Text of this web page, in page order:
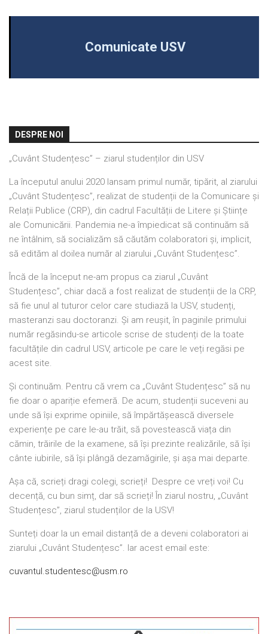
Comunicate USV
DESPRE NOI
„Cuvânt Studențesc” – ziarul studenților din USV
La începutul anului 2020 lansam primul număr, tipărit, al ziarului
„Cuvânt Studențesc”, realizat de studenții de la Comunicare și
Relații Publice (CRP), din cadrul Facultății de Litere și Științe
ale Comunicării. Pandemia ne-a împiedicat să continuăm să
ne întâlnim, să socializăm să căutăm colaboratori și, implicit,
să edităm al doilea număr al ziarului „Cuvânt Studențesc”.
Încă de la început ne-am propus ca ziarul „Cuvânt
Studențesc”, chiar dacă a fost realizat de studenții de la CRP,
să fie unul al tuturor celor care studiază la USV, studenți,
masteranzi sau doctoranzi. Și am reușit, în paginile primului
număr regăsindu-se articole scrise de studenți de la toate
facultățile din cadrul USV, articole pe care le veți regăsi pe
acest site.
Și continuăm. Pentru că vrem ca „Cuvânt Studențesc” să nu
fie doar o apariție efemeră. De acum, studenții suceveni au
unde să își exprime opiniile, să împărtășească diversele
experiențe pe care le-au trăit, să povestească viața din
cămin, trăirile de la examene, să își prezinte realizările, să își
cânte iubirile, să își plângă dezamăgirile, și așa mai departe.
Așa că, scrieți dragi colegi, scrieți! Despre ce vreți voi! Cu
decență, cu bun simț, dar să scrieți! În ziarul nostru, „Cuvânt
Studențesc”, ziarul studenților de la USV!
Sunteți doar la un email distanță de a deveni colaboratori ai
ziarului „Cuvânt Studențesc”. Iar acest email este:
cuvantul.studentesc@usm.ro